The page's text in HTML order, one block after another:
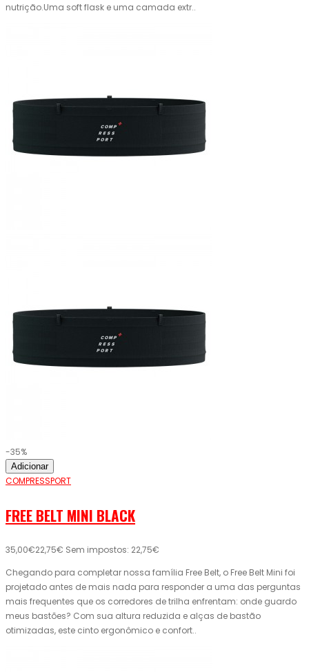
nutrição.Uma soft flask e uma camada extr..
-35%
Adicionar
COMPRESSPORT
FREE BELT MINI BLACK
35,00€22,75€ Sem impostos: 22,75€
Chegando para completar nossa família Free Belt, o Free Belt Mini foi
projetado antes de mais nada para responder a uma das perguntas
mais frequentes que os corredores de trilha enfrentam: onde guardo
meus bastões? Com sua altura reduzida e alças de bastão
otimizadas, este cinto ergonômico e confort..